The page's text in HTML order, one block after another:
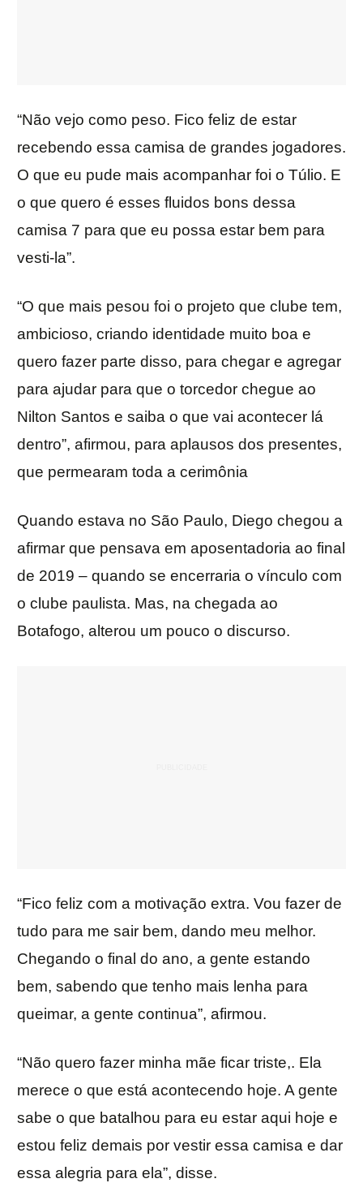
“Não vejo como peso. Fico feliz de estar
recebendo essa camisa de grandes jogadores.
O que eu pude mais acompanhar foi o Túlio. E
o que quero é esses fluidos bons dessa
camisa 7 para que eu possa estar bem para
vesti-la”.
“O que mais pesou foi o projeto que clube tem,
ambicioso, criando identidade muito boa e
quero fazer parte disso, para chegar e agregar
para ajudar para que o torcedor chegue ao
Nilton Santos e saiba o que vai acontecer lá
dentro”, afirmou, para aplausos dos presentes,
que permearam toda a cerimônia
Quando estava no São Paulo, Diego chegou a
afirmar que pensava em aposentadoria ao final
de 2019 – quando se encerraria o vínculo com
o clube paulista. Mas, na chegada ao
Botafogo, alterou um pouco o discurso.
“Fico feliz com a motivação extra. Vou fazer de
tudo para me sair bem, dando meu melhor.
Chegando o final do ano, a gente estando
bem, sabendo que tenho mais lenha para
queimar, a gente continua”, afirmou.
“Não quero fazer minha mãe ficar triste,. Ela
merece o que está acontecendo hoje. A gente
sabe o que batalhou para eu estar aqui hoje e
estou feliz demais por vestir essa camisa e dar
essa alegria para ela”, disse.